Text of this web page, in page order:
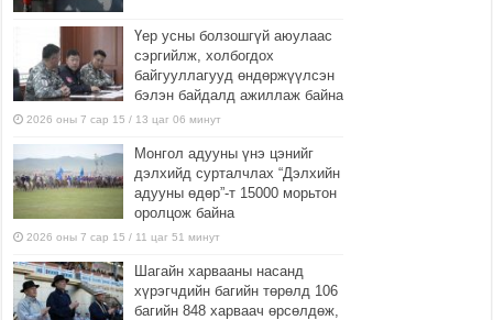
Үер усны болзошгүй аюулаас
сэргийлж, холбогдох
байгууллагууд өндөржүүлсэн
бэлэн байдалд ажиллаж байна
2026 оны 7 сар 15 / 13 цаг 06 минут
Монгол адууны үнэ цэнийг
дэлхийд сурталчлах “Дэлхийн
адууны өдөр”-т 15000 морьтон
оролцож байна
2026 оны 7 сар 15 / 11 цаг 51 минут
Шагайн харвааны насанд
хүрэгчдийн багийн төрөлд 106
багийн 848 харваач өрсөлдөж,